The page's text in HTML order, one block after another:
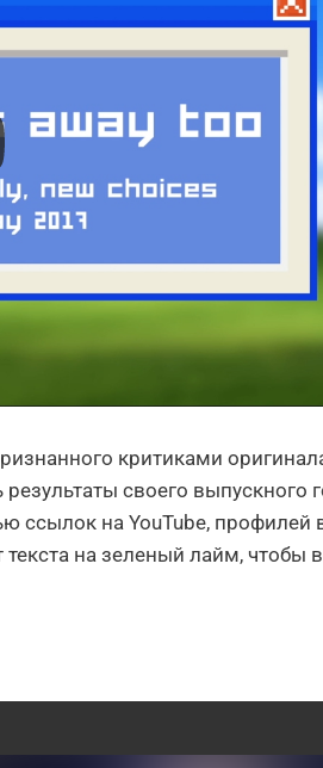
критиками
своего выпускного
ссылок на YouTube, профилей
на зеленый лайм, чтобы